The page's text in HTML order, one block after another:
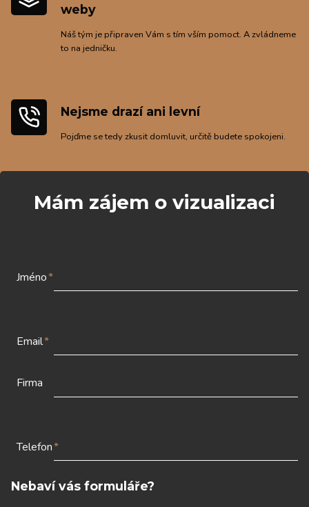
weby
Náš tým je připraven Vám s tím vším pomoct. A zvládneme
to na jedničku.
Nejsme drazí ani levní
Pojďme se tedy zkusit domluvit, určitě budete spokojeni.
Mám zájem o vizualizaci
Jméno*
Email*
Firma
Telefon*
Nebaví vás formuláře?